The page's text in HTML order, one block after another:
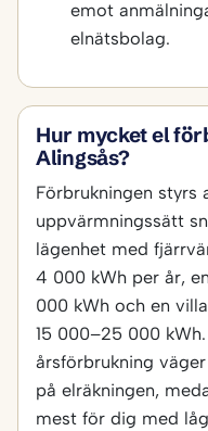
emot
elnätsbolag.
Hur mycket el
Alingsås?
Förbrukningen styrs
uppvärmningssätt
lägenhet med
4 000 kWh per år,
000 kWh och en
15 000–25 000
årsförbrukning
på elräkningen,
mest för dig med